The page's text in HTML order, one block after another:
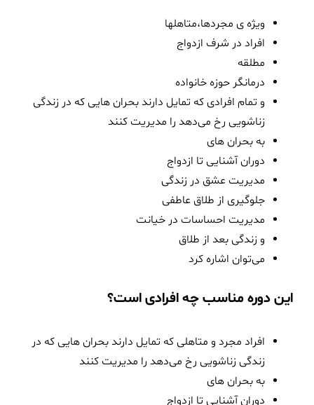
ویژه ی مجردها،متاهلها
افراد در شرف ازدواج
مطلقه
درمانگر حوزه خانواده
و تمام افرادی که تمایل دارند بحران هایی که در زندگی
زناشویی رخ می‌دهد را مدیریت کنند
به بحران های
دوران آشنایی تا ازدواج
مدیریت عشق در زندگی
جلوگیری از طلاق عاطفی
مدیریت احساسات در خیانت
و زندگی بعد از طلاق
می‌توان اشاره کرد
این دوره مناسب چه افرادی است؟
افراد مجرد و متاهلی که تمایل دارند بحران هایی که در
زندگی زناشویی رخ می‌دهد را مدیریت کنند
به بحران های
دوران آشنایی تا ازدواج